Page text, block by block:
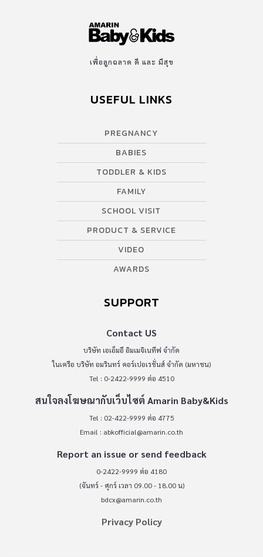
เพื่อลูกฉลาด ดี และ มีสุข
USEFUL LINKS
PREGNANCY
BABIES
TODDLER & KIDS
FAMILY
SCHOOL VISIT
PRODUCT & SERVICE
VIDEO
AWARDS
SUPPORT
Contact US
บริษัท เอเอ็มอี อิมเมจิเนทีฟ จำกัด
ในเครือ บริษัท อมรินทร์ คอร์เปอเรชั่นส์ จำกัด (มหาชน)
Tel : 0-2422-9999 ต่อ 4510
สนใจลงโฆษณากับเว็บไซต์ Amarin Baby&Kids
Tel : 02-422-9999 ต่อ 4775
Email : abkofficial@amarin.co.th
Report an issue or send feedback
0-2422-9999 ต่อ 4180
(จันทร์ - ศุกร์ เวลา 09.00 - 18.00 น)
bdcx@amarin.co.th
Privacy Policy